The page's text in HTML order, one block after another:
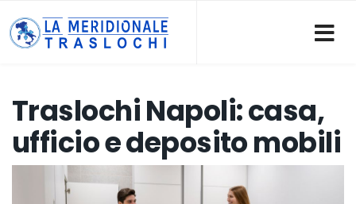
Traslochi Napoli: casa,
ufficio e deposito mobili